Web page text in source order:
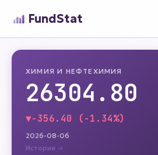
FundStat
ХИМИЯ И НЕФТЕХИМИЯ
26304.80
▼-356.40 (-1.34%)
2026-08-06
История →